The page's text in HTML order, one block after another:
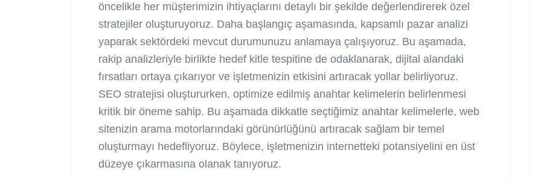
öncelikle her müşterimizin ihtiyaçlarını detaylı bir şekilde değerlendirerek özel
stratejiler oluşturuyoruz. Daha başlangıç aşamasında, kapsamlı pazar analizi
yaparak sektördeki mevcut durumunuzu anlamaya çalışıyoruz. Bu aşamada,
rakip analizleriyle birlikte hedef kitle tespitine de odaklanarak, dijital alandaki
fırsatları ortaya çıkarıyor ve işletmenizin etkisini artıracak yollar belirliyoruz.
SEO stratejisi oluştururken, optimize edilmiş anahtar kelimelerin belirlenmesi
kritik bir öneme sahip. Bu aşamada dikkatle seçtiğimiz anahtar kelimelerle, web
sitenizin arama motorlarındaki görünürlüğünü artıracak sağlam bir temel
oluşturmayı hedefliyoruz. Böylece, işletmenizin internetteki potansiyelini en üst
düzeye çıkarmasına olanak tanıyoruz.